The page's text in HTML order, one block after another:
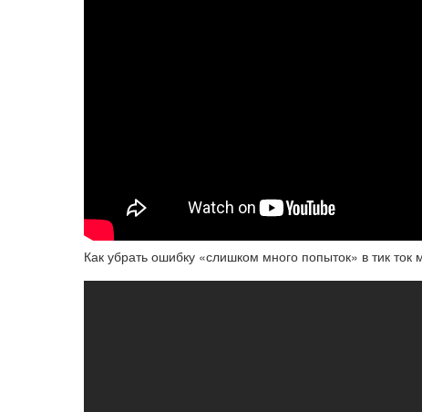
Как убрать ошибку «слишком много попыток» в тик ток